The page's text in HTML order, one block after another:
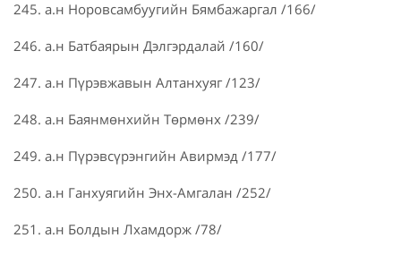
245. а.н Норовсамбуугийн Бямбажаргал /166/
246. а.н Батбаярын Дэлгэрдалай /160/
247. а.н Пүрэвжавын Алтанхуяг /123/
248. а.н Баянмөнхийн Төрмөнх /239/
249. а.н Пүрэвсүрэнгийн Авирмэд /177/
250. а.н Ганхуягийн Энх-Амгалан /252/
251. а.н Болдын Лхамдорж /78/